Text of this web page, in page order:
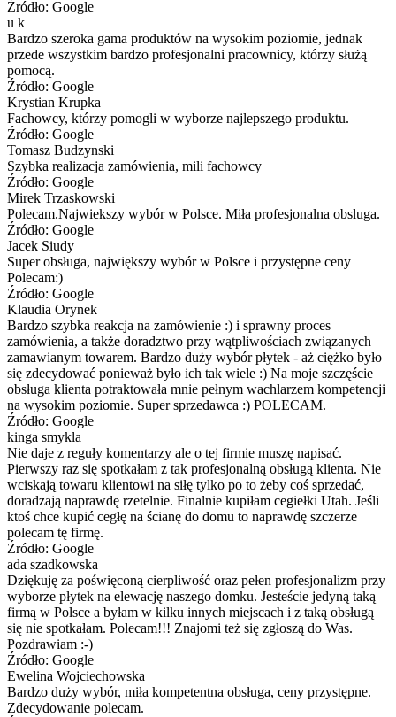
Źródło: Google
u k
Bardzo szeroka gama produktów na wysokim poziomie, jednak
przede wszystkim bardzo profesjonalni pracownicy, którzy służą
pomocą.
Źródło: Google
Krystian Krupka
Fachowcy, którzy pomogli w wyborze najlepszego produktu.
Źródło: Google
Tomasz Budzynski
Szybka realizacja zamówienia, mili fachowcy
Źródło: Google
Mirek Trzaskowski
Polecam.Najwiekszy wybór w Polsce. Miła profesjonalna obsluga.
Źródło: Google
Jacek Siudy
Super obsługa, największy wybór w Polsce i przystępne ceny
Polecam:)
Źródło: Google
Klaudia Orynek
Bardzo szybka reakcja na zamówienie :) i sprawny proces
zamówienia, a także doradztwo przy wątpliwościach związanych
zamawianym towarem. Bardzo duży wybór płytek - aż ciężko było
się zdecydować ponieważ było ich tak wiele :) Na moje szczęście
obsługa klienta potraktowała mnie pełnym wachlarzem kompetencji
na wysokim poziomie. Super sprzedawca :) POLECAM.
Źródło: Google
kinga smykla
Nie daje z reguły komentarzy ale o tej firmie muszę napisać.
Pierwszy raz się spotkałam z tak profesjonalną obsługą klienta. Nie
wciskają towaru klientowi na siłę tylko po to żeby coś sprzedać,
doradzają naprawdę rzetelnie. Finalnie kupiłam cegiełki Utah. Jeśli
ktoś chce kupić cegłę na ścianę do domu to naprawdę szczerze
polecam tę firmę.
Źródło: Google
ada szadkowska
Dziękuję za poświęconą cierpliwość oraz pełen profesjonalizm przy
wyborze płytek na elewację naszego domku. Jesteście jedyną taką
firmą w Polsce a byłam w kilku innych miejscach i z taką obsługą
się nie spotkałam. Polecam!!! Znajomi też się zgłoszą do Was.
Pozdrawiam :-)
Źródło: Google
Ewelina Wojciechowska
Bardzo duży wybór, miła kompetentna obsługa, ceny przystępne.
Zdecydowanie polecam.